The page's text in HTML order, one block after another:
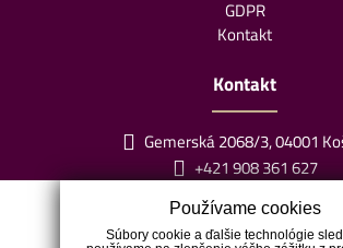
GDPR
Kontakt
Kontakt
Gemerská 2068/3, 04001
+421 908 361 627
info@klaudiareality.sk
Používame cookies
Súbory cookie a ďalšie technológie